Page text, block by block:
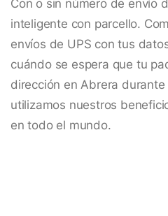
Con o sin número de envío
inteligente con parcello.
envíos de UPS con tus
cuándo se espera que tu
dirección en Abrera
utilizamos nuestros
en todo el mundo.